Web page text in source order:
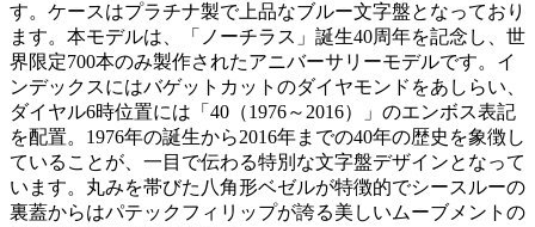
す。ケースはプラチナ製で上品なブルー文字盤となっており
ます。本モデルは、「ノーチラス」誕生40周年を記念し、世
界限定700本のみ製作されたアニバーサリーモデルです。イ
ンデックスにはバゲットカットのダイヤモンドをあしらい、
ダイヤル6時位置には「40（1976～2016）」のエンボス表記
を配置。1976年の誕生から2016年までの40年の歴史を象徴し
ていることが、一目で伝わる特別な文字盤デザインとなって
います。丸みを帯びた八角形ベゼルが特徴的でシースルーの
裏蓋からはパテックフィリップが誇る美しいムーブメントの